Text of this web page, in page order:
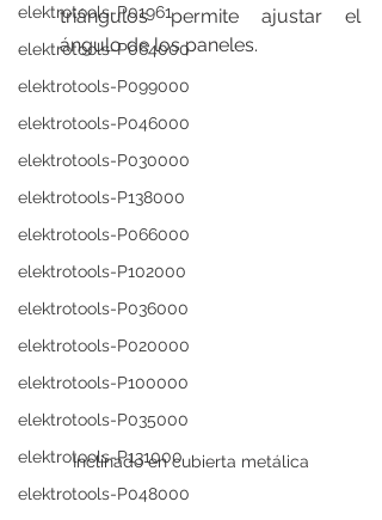
elektrotools-P01961
elektrotools-P064000
elektrotools-P099000
elektrotools-P046000
elektrotools-P030000
elektrotools-P138000
elektrotools-P066000
elektrotools-P102000
elektrotools-P036000
elektrotools-P020000
elektrotools-P100000
elektrotools-P035000
elektrotools-P131000
elektrotools-P048000
triángulos permite ajustar el
ángulo de los paneles.
Inclinado en cubierta metálica